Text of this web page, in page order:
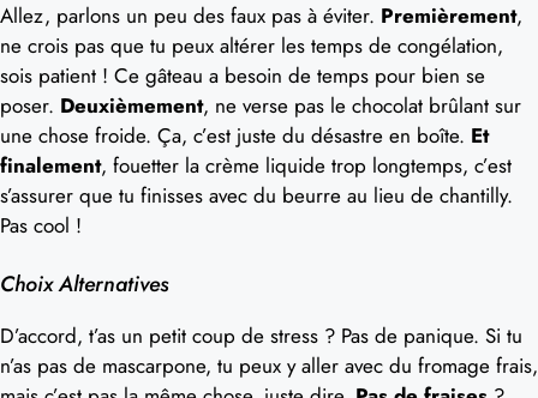
Allez, parlons un peu des faux pas à éviter. Premièrement,
ne crois pas que tu peux altérer les temps de congélation,
sois patient ! Ce gâteau a besoin de temps pour bien se
poser. Deuxièmement, ne verse pas le chocolat brûlant sur
une chose froide. Ça, c’est juste du désastre en boîte. Et
finalement, fouetter la crème liquide trop longtemps, c’est
s’assurer que tu finisses avec du beurre au lieu de chantilly.
Pas cool !
Choix Alternatives
D’accord, t’as un petit coup de stress ? Pas de panique. Si tu
n’as pas de mascarpone, tu peux y aller avec du fromage frais,